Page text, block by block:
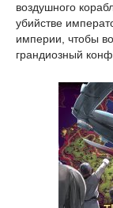
воздушного
убийстве
империи, чтобы
грандиозный